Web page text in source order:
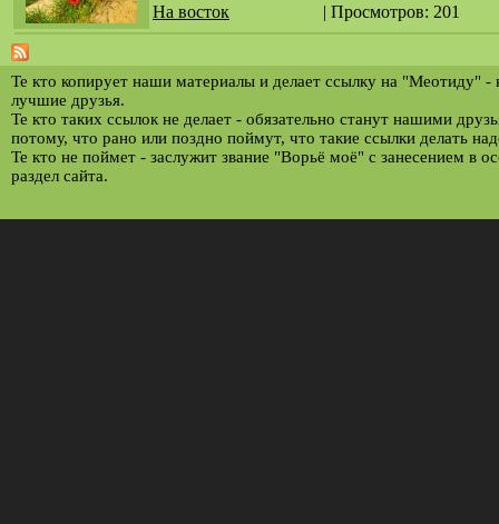
На восток | Просмотров: 201
Те кто копирует наши материалы и делает ссылку на "Меотиду" -
лучшие друзья.
Те кто таких ссылок не делает - обязательно станут нашими
потому, что рано или поздно поймут, что такие ссылки делать
Те кто не поймет - заслужит звание "Ворьё моё" с занесением в
раздел сайта.